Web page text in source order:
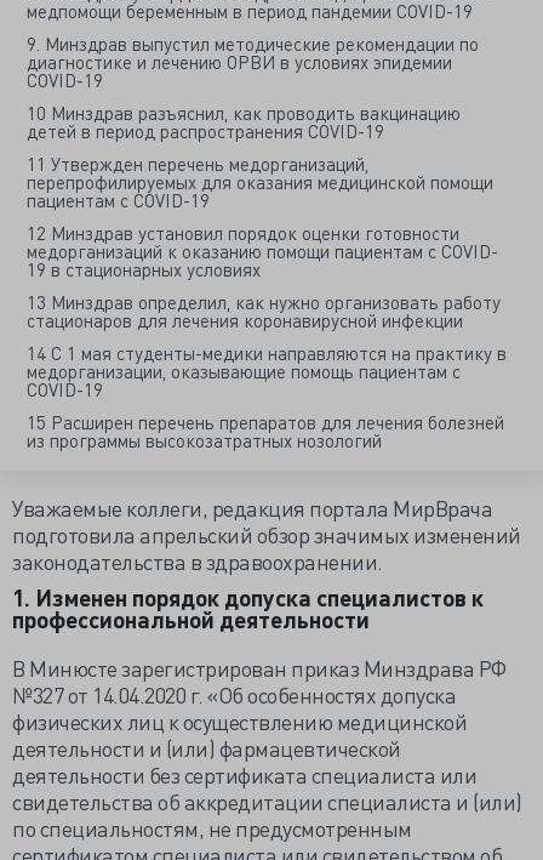
медпомощи беременным в период пандемии COVID-19
9. Минздрав выпустил методические рекомендации по
диагностике и лечению ОРВИ в условиях эпидемии
COVID-19
10 Минздрав разъяснил, как проводить вакцинацию
детей в период распространения COVID-19
11 Утвержден перечень медорганизаций,
перепрофилируемых для оказания медицинской помощи
пациентам с COVID-19
12 Минздрав установил порядок оценки готовности
медорганизаций к оказанию помощи пациентам с COVID-
19 в стационарных условиях
13 Минздрав определил, как нужно организовать работу
стационаров для лечения коронавирусной инфекции
14 С 1 мая студенты-медики направляются на практику в
медорганизации, оказывающие помощь пациентам с
COVID-19
15 Расширен перечень препаратов для лечения болезней
из программы высокозатратных нозологий
Уважаемые коллеги, редакция портала МирВрача
подготовила апрельский обзор значимых изменений
законодательства в здравоохранении.
1. Изменен порядок допуска специалистов к
профессиональной деятельности
В Минюсте зарегистрирован приказ Минздрава РФ
№327 от 14.04.2020 г. «Об особенностях допуска
физических лиц к осуществлению медицинской
деятельности и (или) фармацевтической
деятельности без сертификата специалиста или
свидетельства об аккредитации специалиста и (или)
по специальностям, не предусмотренным